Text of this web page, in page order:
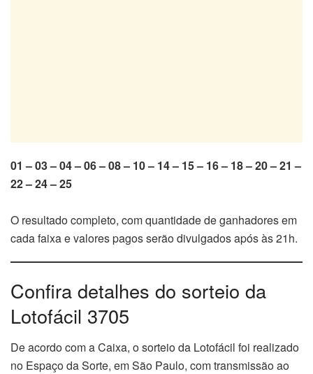
01 – 03 – 04 – 06 – 08 – 10 – 14 – 15 – 16 – 18 – 20 – 21 –
22 – 24 – 25
O resultado completo, com quantidade de ganhadores em
cada faixa e valores pagos serão divulgados após às 21h.
Confira detalhes do sorteio da
Lotofácil 3705
De acordo com a Caixa, o sorteio da Lotofácil foi realizado
no Espaço da Sorte, em São Paulo, com transmissão ao